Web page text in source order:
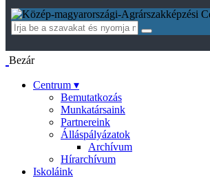
Bezár
Centrum ▾
Bemutatkozás
Munkatársaink
Partnereink
Álláspályázatok
Archívum
Hírarchívum
Iskoláink